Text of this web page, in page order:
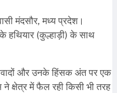
मंदसौर, मध्य प्रदेश।
हथियार (कुल्हाड़ी) के साथ
और उनके हिंसक अंत पर एक
क्षेत्र में फैल रही किसी भी तरह